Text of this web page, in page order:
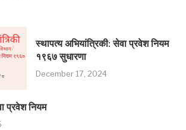
स्थापत्य अभियांत्रिकी: सेवा प्रवेश नियम
१९६७ सुधारणा
December 17, 2024
प्रवेश नियम